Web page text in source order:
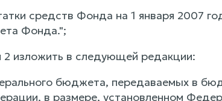
средств Фонда на 1 января 2007
Фонда.";
2 изложить в следующей редакции:
бюджета, передаваемых в
в размере, установленном